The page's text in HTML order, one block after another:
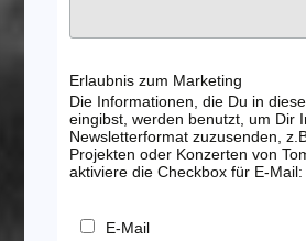
Erlaubnis zum Marketing
Die Informationen, die Du in
eingibst, werden benutzt, um Dir
Newsletterformat zuzusenden,
Projekten oder Konzerten von
aktiviere die Checkbox für E-Mail:
E-Mail